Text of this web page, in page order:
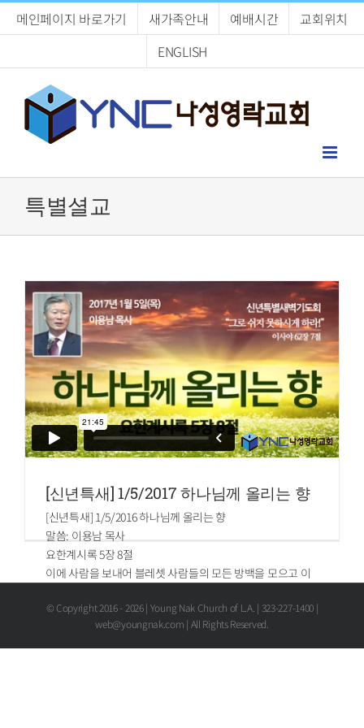
메인페이지 바로가기 새가족안내 예배시간
교회위치
ENGLISH
특별셜교
[신년특새] 1/5/2017 하나님께 올리는 향
[신년특새] 1/5/2016 하나님께 올리는 향
말씀: 이용남 목사
요한계시록 5장 8절
이에 사람을 보내어 블레셋 사람들의 모든 방백을 모으고 이
하되 이스라엘 신의 궤를 가드로 옮겨 가라 하므로 이스라엘
신의 궤를 옮겨 갔더니
© Copyright 2016 - 2026 | Young Nak Church of L.A. | 323-227-1400 |
web@youngnak.com | All Rights Reserved.